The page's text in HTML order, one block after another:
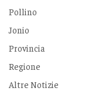
Pollino
Jonio
Provincia
Regione
Altre Notizie